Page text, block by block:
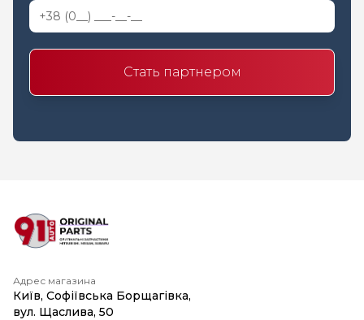
Стать партнером
Адрес магазина
Київ, Софіївська Борщагівка,
вул. Щаслива, 50